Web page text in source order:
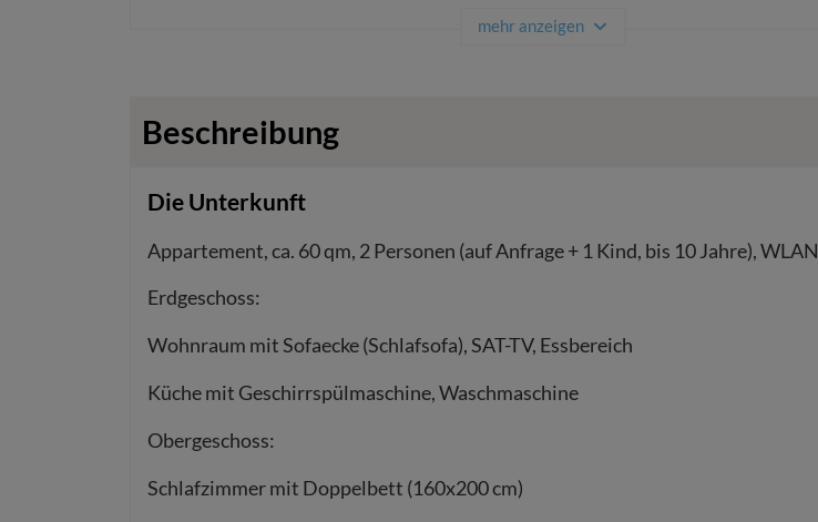
mehr anzeigen
Beschreibung
Die Unterkunft
Appartement, ca. 60 qm, 2 Personen (auf Anfrage + 1 Kind, bis 10 Jahre), WLAN
Erdgeschoss:
Wohnraum mit Sofaecke (Schlafsofa), SAT-TV, Essbereich
Küche mit Geschirrspülmaschine, Waschmaschine
Obergeschoss:
Schlafzimmer mit Doppelbett (160x200 cm)